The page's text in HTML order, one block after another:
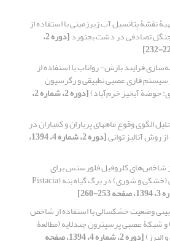
نقشۀ پتانسیل آب زیرزمینی با استفاده از
[دوره 2،
فرایند بارش- رواناب با استفاده از
فازی عصبی تطبیقی و رگرسیون
حوضة آبخیز خرم‌آباد) [دوره 2، شماره 2،
الگوی وقوع ماه‏های پرباران و کم‏باران در
روش آنالیز توانی [دوره 2، شماره 4، 1394،
شاخص‌های کلروفیل فلورسنس برای
تشخیص تنش‌های محیطی (خشکی و شوری) در برگ گیاه بَنه (Pistacia
وضعیت خشکسالی با استفاده از شاخص
بارندگی استاندارد (SPI) و شبکۀ عصبی پرسپترون چندلایه (مطالعۀ
البرز) [دوره 2، شماره 4، 1394، صفحه